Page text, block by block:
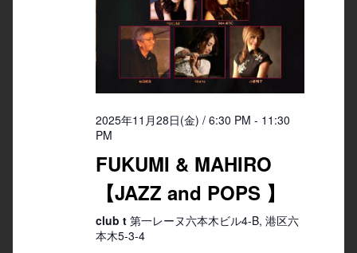
2025年11月28日(金) / 6:30 PM - 11:30
PM
FUKUMI & MAHIRO
【JAZZ and POPS 】
club t 第一レーヌ六本木ビル4-B, 港区六
本木5-3-4